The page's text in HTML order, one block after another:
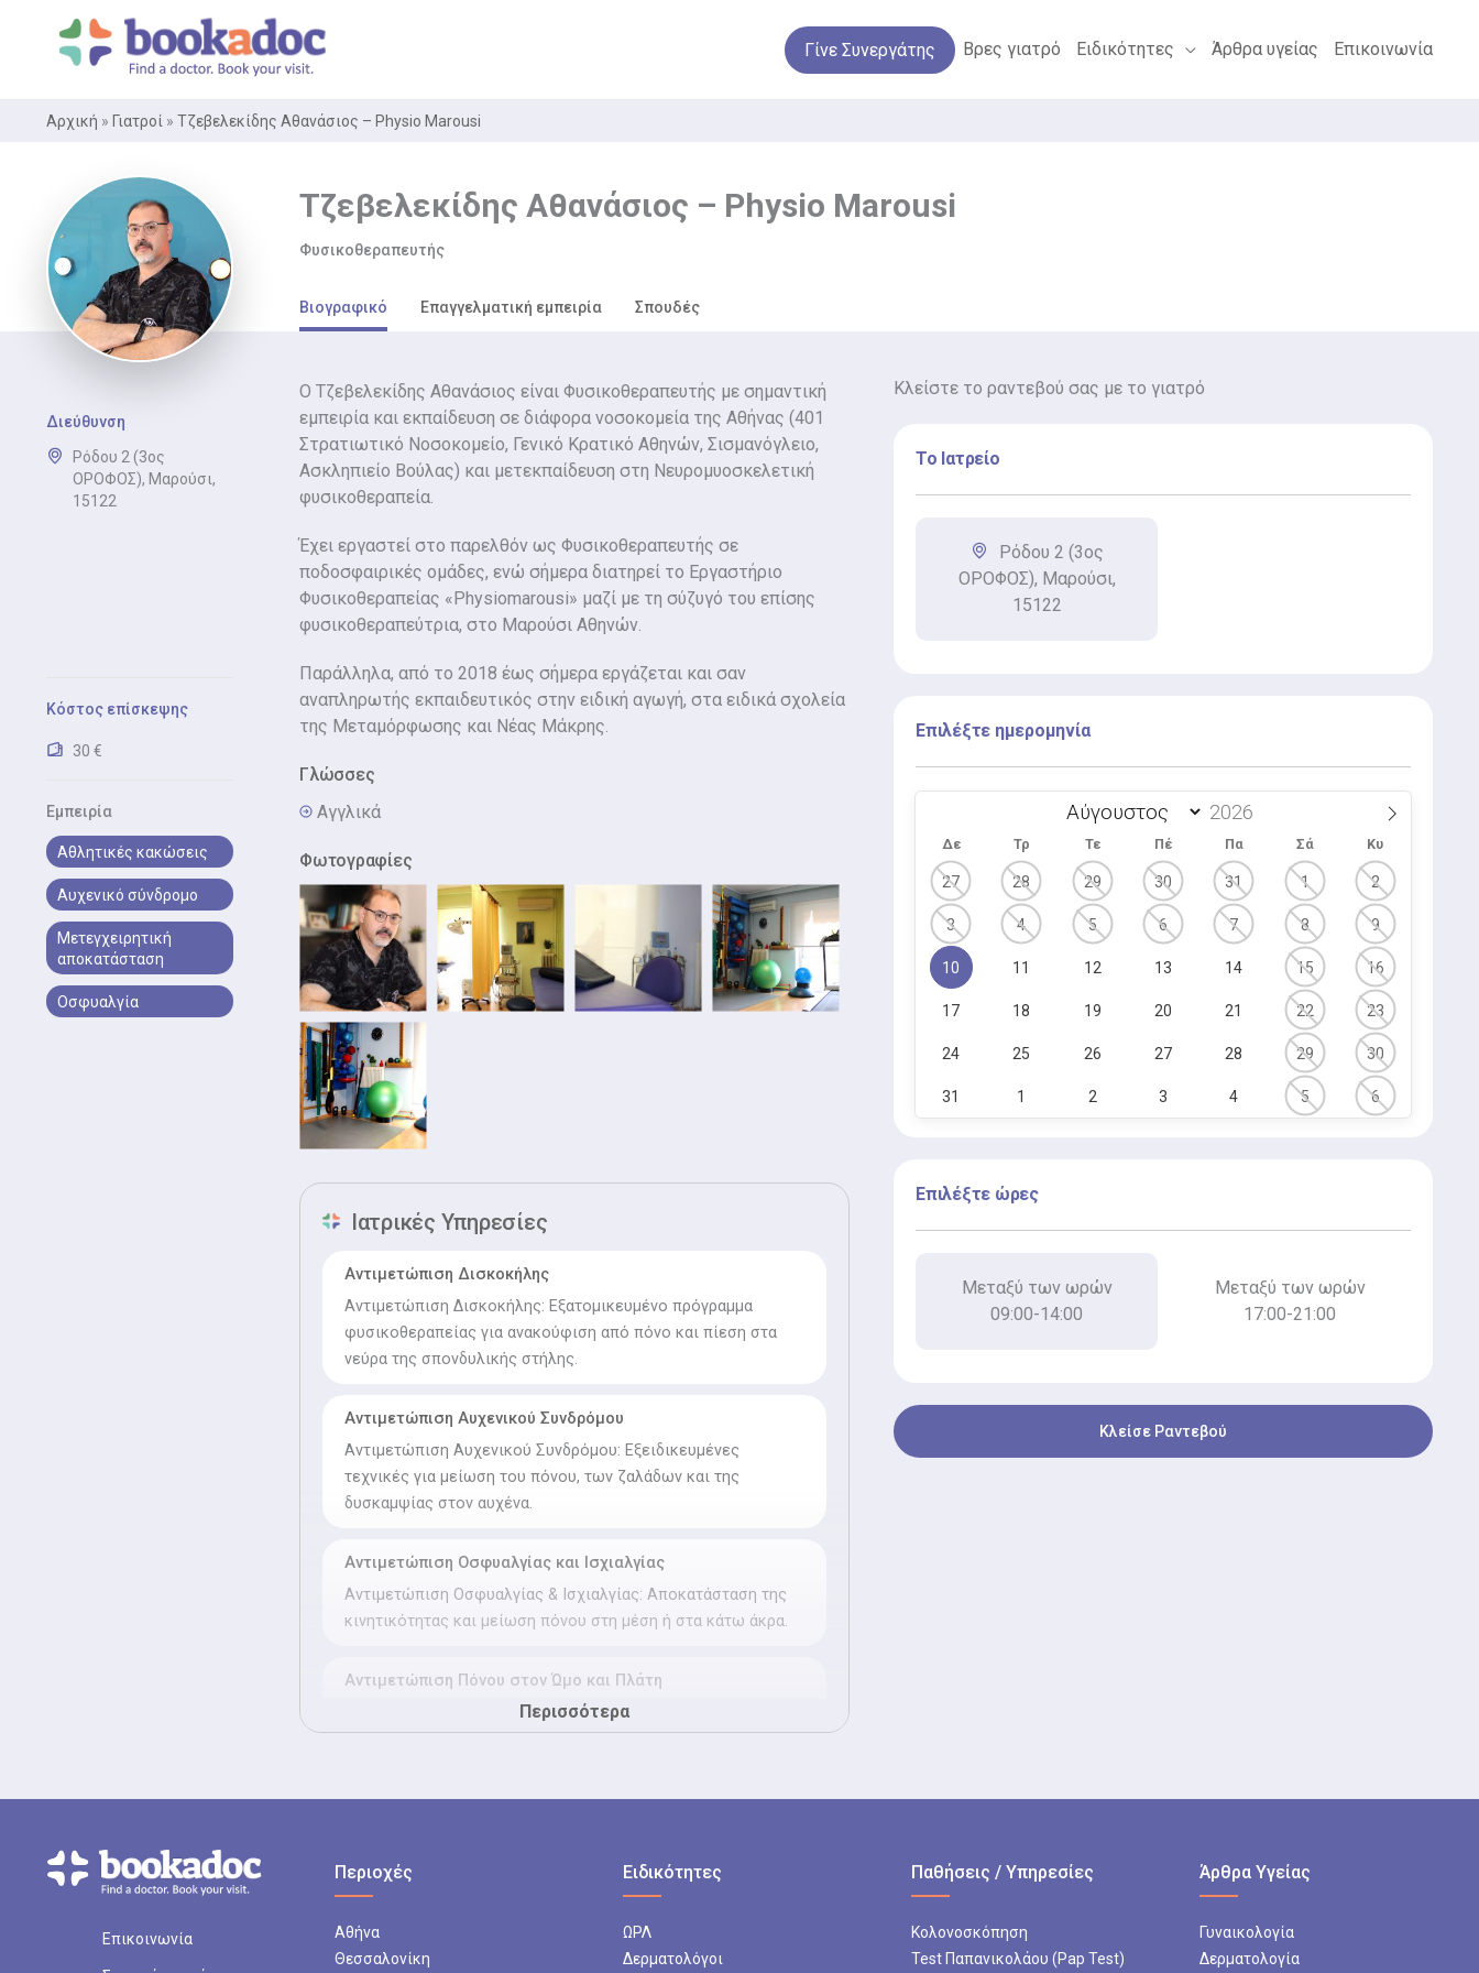
περιεχόμενο
Γίνε Συνεργάτης Βρες γιατρό Ειδικότητες Άρθρα υγείας Επικοινωνία
Αρχική » Γιατροί » Τζεβελεκίδης Αθανάσιος – Physio Marousi
Τζεβελεκίδης Αθανάσιος – Physio Marousi
Φυσικοθεραπευτής
Διεύθυνση
Ρόδου 2 (3ος
ΟΡΟΦΟΣ), Μαρούσι,
15122
Κόστος επίσκεψης
30 €
Εμπειρία
Αθλητικές κακώσεις
Αυχενικό σύνδρομο
Μετεγχειρητική
αποκατάσταση
Οσφυαλγία
Βιογραφικό Επαγγελματική εμπειρία Σπουδές
Ο Τζεβελεκίδης Αθανάσιος είναι Φυσικοθεραπευτής με σημαντική
εμπειρία και εκπαίδευση σε διάφορα νοσοκομεία της Αθήνας (401
Στρατιωτικό Νοσοκομείο, Γενικό Κρατικό Αθηνών, Σισμανόγλειο,
Ασκληπιείο Βούλας) και μετεκπαίδευση στη Νευρομυοσκελετική
φυσικοθεραπεία.
Έχει εργαστεί στο παρελθόν ως Φυσικοθεραπευτής σε
ποδοσφαιρικές ομάδες, ενώ σήμερα διατηρεί το Εργαστήριο
Φυσικοθεραπείας «Physiomarousi» μαζί με τη σύζυγό του επίσης
φυσικοθεραπεύτρια, στο Μαρούσι Αθηνών.
Παράλληλα, από το 2018 έως σήμερα εργάζεται και σαν
αναπληρωτής εκπαιδευτικός στην ειδική αγωγή, στα ειδικά σχολεία
της Μεταμόρφωσης και Νέας Μάκρης.
Γλώσσες
Αγγλικά
Φωτογραφίες
Ιατρικές Υπηρεσίες
Αντιμετώπιση Δισκοκήλης
Αντιμετώπιση Δισκοκήλης: Εξατομικευμένο πρόγραμμα
φυσικοθεραπείας για ανακούφιση από πόνο και πίεση στα
νεύρα της σπονδυλικής στήλης.
Αντιμετώπιση Αυχενικού Συνδρόμου
Αντιμετώπιση Αυχενικού Συνδρόμου: Εξειδικευμένες
τεχνικές για μείωση του πόνου, των ζαλάδων και της
δυσκαμψίας στον αυχένα.
Αντιμετώπιση Οσφυαλγίας και Ισχιαλγίας
Αντιμετώπιση Οσφυαλγίας & Ισχιαλγίας: Αποκατάσταση της
κινητικότητας και μείωση πόνου στη μέση ή στα κάτω άκρα.
Αντιμετώπιση Πόνου στον Ώμο και Πλάτη
Αντιμετώπιση Πόνου στον Ώμο & Πλάτη: Ανακούφιση από
τενοντίτιδες, μυϊκούς σπασμούς και δυσκαμψία στους ώμους
τραυματισμούς, φλεγμονές ή χειρουργικές επεμβάσεις στο
Αντιμετώπιση Μετατραυματικών Καταστάσεων
Περισσότερα
Κλείστε το ραντεβού σας με το γιατρό
Το Ιατρείο
Ρόδου 2 (3ος
ΟΡΟΦΟΣ), Μαρούσι,
15122
Επιλέξτε ημερομηνία
Δε Τρ Τε Πέ Πα Σά Κυ
27 28 29 30 31 1 2
3 4 5 6 7 8 9
10 11 12 13 14 15 16
17 18 19 20 21 22 23
24 25 26 27 28 29 30
31 1 2 3 4 5 6
Επιλέξτε ώρες
Μεταξύ των ωρών
09:00-14:00
Μεταξύ των ωρών
17:00-21:00
Κλείσε Ραντεβού
Επικοινωνία
Περιοχές
Αθήνα
Θεσσαλονίκη
Ειδικότητες
ΩΡΛ
Δερματολόγοι
Παθήσεις / Υπηρεσίες
Κολονοσκόπηση
Test Παπανικολάου (Pap Test)
Άρθρα Υγείας
Γυναικολογία
Δερματολογία